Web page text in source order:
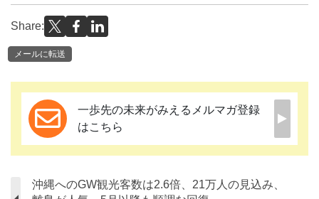
Share:
メールに転送
一歩先の未来がみえるメルマガ登録
はこちら
沖縄へのGW観光客数は2.6倍、21万人の見込み、